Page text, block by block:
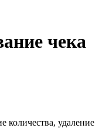
чека
удаление